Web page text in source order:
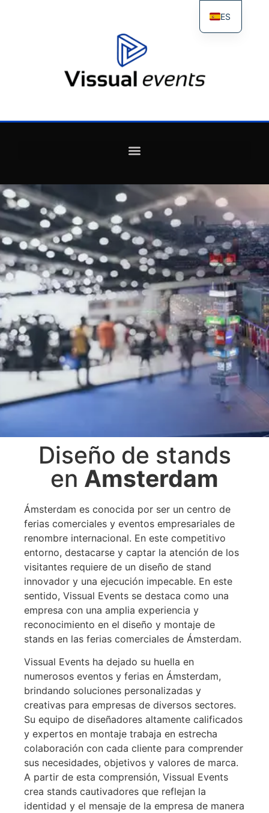
Diseño
y
montaje
de
stands
de feria
en
Conozca al mejor
Diseño de stands
en Amsterdam
Ámsterdam es conocida por ser un centro de
ferias comerciales y eventos empresariales de
renombre internacional. En este competitivo
entorno, destacarse y captar la atención de los
visitantes requiere de un diseño de stand
innovador y una ejecución impecable. En este
sentido, Vissual Events se destaca como una
empresa con una amplia experiencia y
reconocimiento en el diseño y montaje de
stands en las ferias comerciales de Ámsterdam.
Vissual Events ha dejado su huella en
numerosos eventos y ferias en Ámsterdam,
brindando soluciones personalizadas y
creativas para empresas de diversos sectores.
Su equipo de diseñadores altamente calificados
y expertos en montaje trabaja en estrecha
colaboración con cada cliente para comprender
sus necesidades, objetivos y valores de marca.
A partir de esta comprensión, Vissual Events
crea stands cautivadores que reflejan la
identidad y el mensaje de la empresa de manera
ES
FR